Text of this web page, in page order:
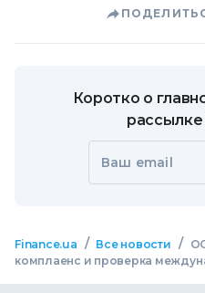
Коротко о
рассылке
Ваш email
Finance.ua / Все новости /
комплаенс и проверка